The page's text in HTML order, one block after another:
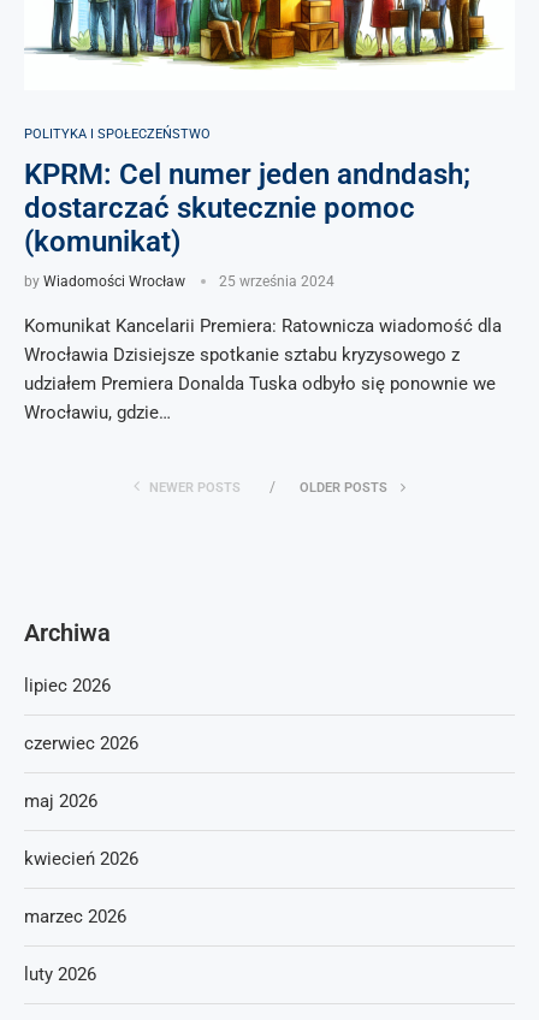
POLITYKA I SPOŁECZEŃSTWO
KPRM: Cel numer jeden andndash;
dostarczać skutecznie pomoc
(komunikat)
by Wiadomości Wrocław 25 września 2024
Komunikat Kancelarii Premiera: Ratownicza wiadomość dla
Wrocławia Dzisiejsze spotkanie sztabu kryzysowego z
udziałem Premiera Donalda Tuska odbyło się ponownie we
Wrocławiu, gdzie…
NEWER POSTS OLDER POSTS
Archiwa
lipiec 2026
czerwiec 2026
maj 2026
kwiecień 2026
marzec 2026
luty 2026